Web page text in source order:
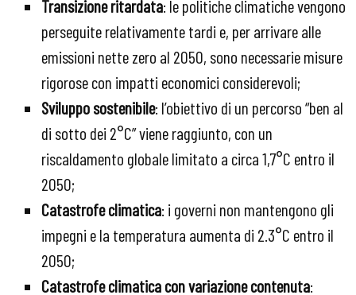
Transizione ritardata: le politiche climatiche vengono
perseguite relativamente tardi e, per arrivare alle
emissioni nette zero al 2050, sono necessarie misure
rigorose con impatti economici considerevoli;
Sviluppo sostenibile: l’obiettivo di un percorso “ben al
di sotto dei 2°C” viene raggiunto, con un
riscaldamento globale limitato a circa 1,7°C entro il
2050;
Catastrofe climatica: i governi non mantengono gli
impegni e la temperatura aumenta di 2.3°C entro il
2050;
Catastrofe climatica con variazione contenuta: